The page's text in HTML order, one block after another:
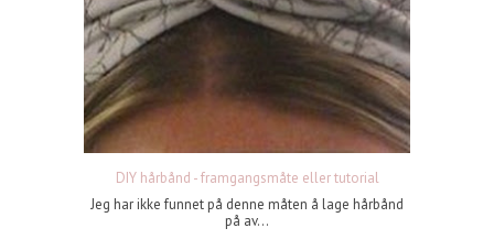
DIY hårbånd - framgangsmåte eller tutorial
Jeg har ikke funnet på denne måten å lage hårbånd
på av...